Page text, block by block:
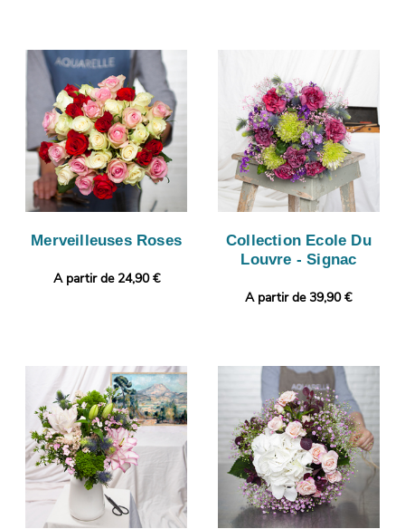
Merveilleuses Roses
A partir de 24,90 €
Collection Ecole Du
Louvre - Signac
A partir de 39,90 €